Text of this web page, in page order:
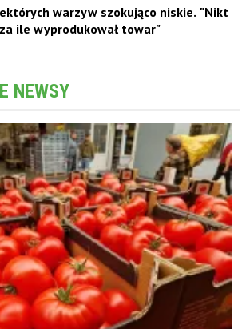
warzyw szokująco niskie. "Nikt
ile wyprodukował towar"
NEWSY